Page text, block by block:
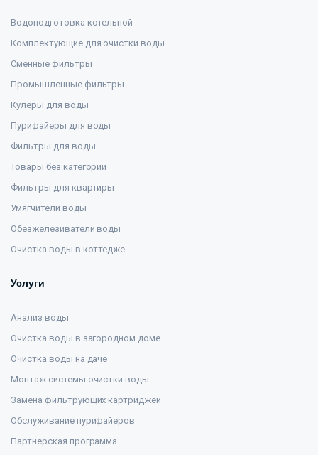
Водоподготовка котельной
Комплектующие для очистки воды
Сменные фильтры
Промышленные фильтры
Кулеры для воды
Пурифайеры для воды
Фильтры для воды
Товары без категории
Фильтры для квартиры
Умягчители воды
Обезжелезиватели воды
Очистка воды в коттедже
Услуги
Анализ воды
Очистка воды в загородном доме
Очистка воды на даче
Монтаж системы очистки воды
Замена фильтрующих картриджей
Обслуживание пурифайеров
Партнерская программа